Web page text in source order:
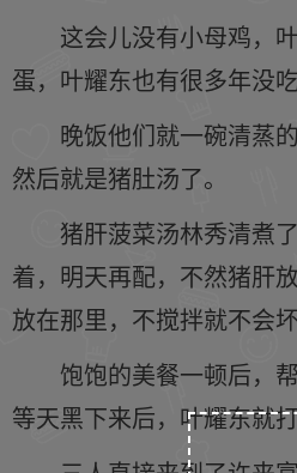
这会儿没有小母鸡，
蛋，叶耀东也有很多年没
晚饭他们就一碗清蒸
然后就是猪肚汤了。
猪肝菠菜汤林秀清煮
着，明天再配，不然猪肝
放在那里，不搅拌就不会坏
饱饱的美餐一顿后，
等天黑下来后，叶耀东就